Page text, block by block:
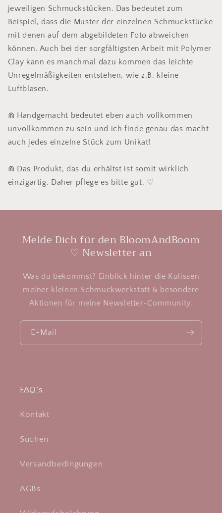
jeweiligen Schmuckstücken. Das bedeutet zum
Beispiel, dass die Muster der einzelnen Schmuckstücke
mit denen auf dem abgebildeten Foto abweichen
können. Auch bei der sorgfältigsten Arbeit mit Polymer
Clay kann es manchmal dazu kommen das leichte
Unregelmäßigkeiten entstehen, wie z.B. kleine
Luftblasen.
⋒ Handgemacht bedeutet eben auch vollkommen
unvollkommen zu sein und ich finde genau das macht
auch jedes einzelne Stück zum Unikat!
⋒ Das Produkt, das du erhältst ist somit wirklich
einzigartig. Daher pflege es bitte gut. ♡
Melde Dich für den BloomAndBoom
♡ Newsletter an
Was du bekommst? Einblick hinter die Kulissen
meiner kleinen Schmuckwerkstatt & besondere
Aktionen für meine Newsletter-Community.
E-Mail
FAQ`s
Kontakt
Suchen
Versandbedingungen
AGBs